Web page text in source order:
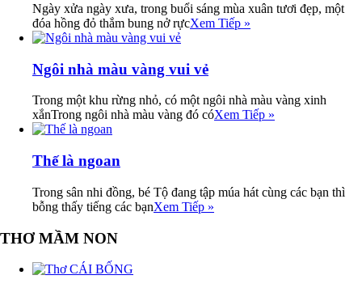
Ngày xửa ngày xưa, trong buổi sáng mùa xuân tươi đẹp, một
đóa hồng đỏ thắm bung nở rựcXem Tiếp »
Ngôi nhà màu vàng vui vẻ
Trong một khu rừng nhỏ, có một ngôi nhà màu vàng xinh
xắnTrong ngôi nhà màu vàng đó cóXem Tiếp »
Thế là ngoan
Trong sân nhi đồng, bé Tộ đang tập múa hát cùng các bạn thì
bỗng thấy tiếng các bạnXem Tiếp »
THƠ MẦM NON